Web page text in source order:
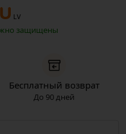
LV
защищены
Бесплатный возврат
До 90 дней